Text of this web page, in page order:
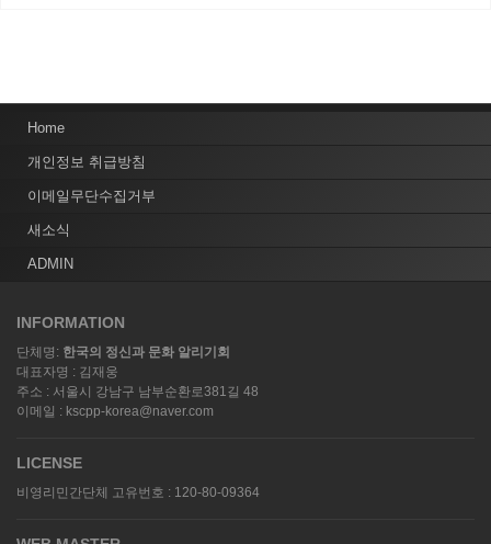
Home
개인정보 취급방침
이메일무단수집거부
새소식
ADMIN
INFORMATION
단체명: 한국의 정신과 문화 알리기회
대표자명 : 김재웅
주소 : 서울시 강남구 남부순환로381길 48
이메일 : kscpp-korea@naver.com
LICENSE
비영리민간단체 고유번호 : 120-80-09364